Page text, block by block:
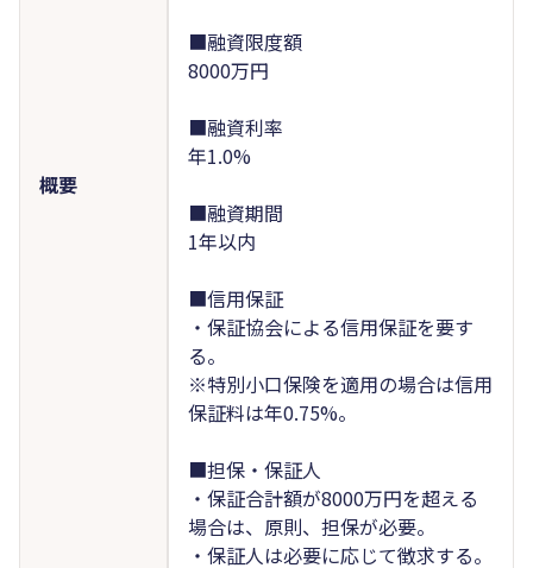
概要
■融資限度額
8000万円
■融資利率
年1.0%
■融資期間
1年以内
■信用保証
・保証協会による信用保証を要す
る。
※特別小口保険を適用の場合は信用
保証料は年0.75%。
■担保・保証人
・保証合計額が8000万円を超える
場合は、原則、担保が必要。
・保証人は必要に応じて徴求する。